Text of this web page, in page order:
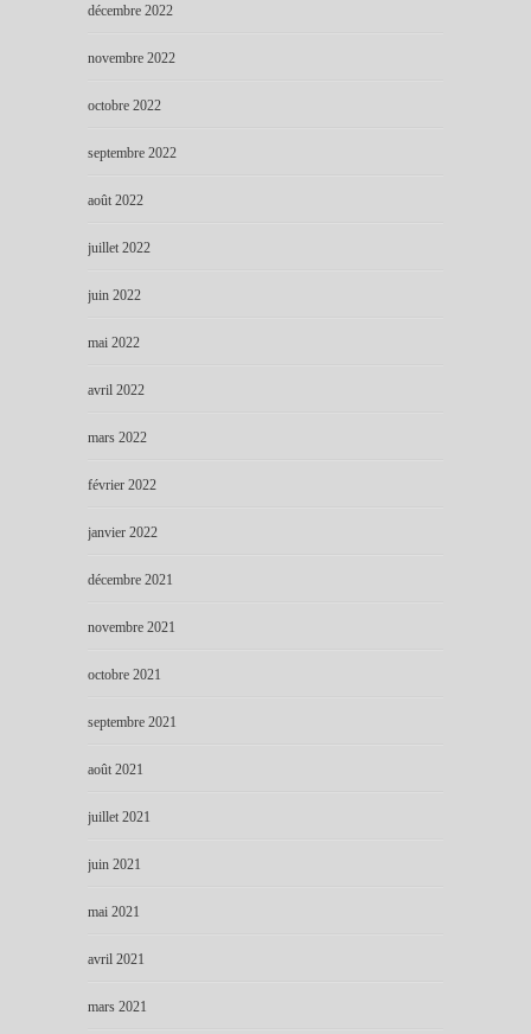
décembre 2022
novembre 2022
octobre 2022
septembre 2022
août 2022
juillet 2022
juin 2022
mai 2022
avril 2022
mars 2022
février 2022
janvier 2022
décembre 2021
novembre 2021
octobre 2021
septembre 2021
août 2021
juillet 2021
juin 2021
mai 2021
avril 2021
mars 2021